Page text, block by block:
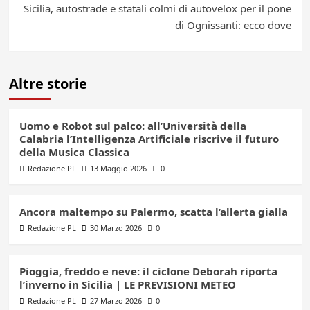
Sicilia, autostrade e statali colmi di autovelox per il pone
di Ognissanti: ecco dove
Altre storie
Uomo e Robot sul palco: all’Università della
Calabria l’Intelligenza Artificiale riscrive il futuro
della Musica Classica
Redazione PL 13 Maggio 2026 0
Ancora maltempo su Palermo, scatta l’allerta gialla
Redazione PL 30 Marzo 2026 0
Pioggia, freddo e neve: il ciclone Deborah riporta
l’inverno in Sicilia | LE PREVISIONI METEO
Redazione PL 27 Marzo 2026 0